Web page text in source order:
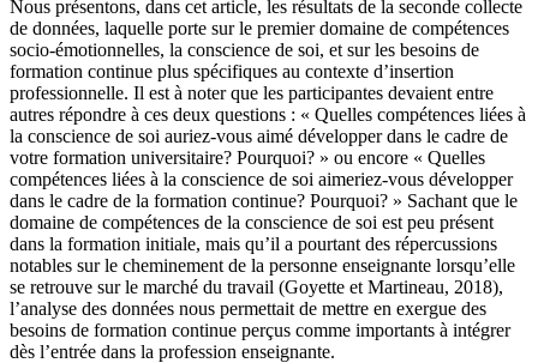
Nous présentons, dans cet article, les résultats de la seconde collecte
de données, laquelle porte sur le premier domaine de compétences
socio-émotionnelles, la conscience de soi, et sur les besoins de
formation continue plus spécifiques au contexte d’insertion
professionnelle. Il est à noter que les participantes devaient entre
autres répondre à ces deux questions : « Quelles compétences liées à
la conscience de soi auriez-vous aimé développer dans le cadre de
votre formation universitaire? Pourquoi? » ou encore « Quelles
compétences liées à la conscience de soi aimeriez-vous développer
dans le cadre de la formation continue? Pourquoi? » Sachant que le
domaine de compétences de la conscience de soi est peu présent
dans la formation initiale, mais qu’il a pourtant des répercussions
notables sur le cheminement de la personne enseignante lorsqu’elle
se retrouve sur le marché du travail (Goyette et Martineau, 2018),
l’analyse des données nous permettait de mettre en exergue des
besoins de formation continue perçus comme importants à intégrer
dès l’entrée dans la profession enseignante.